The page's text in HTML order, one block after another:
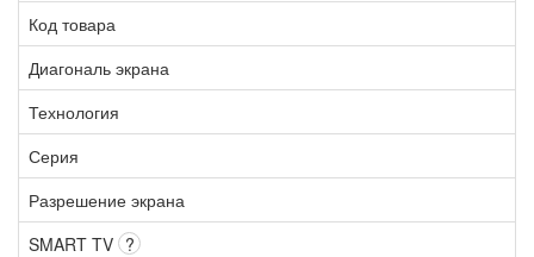
Код товара
Диагональ экрана
Технология
Серия
Разрешение экрана
SMART TV ?